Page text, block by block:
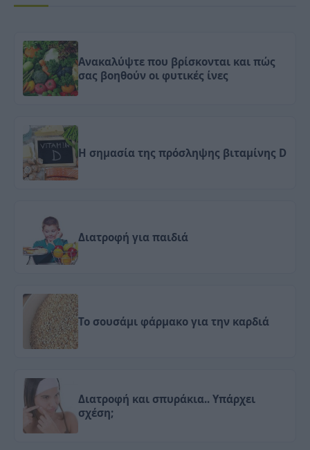
Ανακαλύψτε που βρίσκονται και πώς
σας βοηθούν οι φυτικές ίνες
Η σημασία της πρόσληψης βιταμίνης D
Διατροφή για παιδιά
Το σουσάμι φάρμακο για την καρδιά
Διατροφή και σπυράκια.. Υπάρχει
σχέση;